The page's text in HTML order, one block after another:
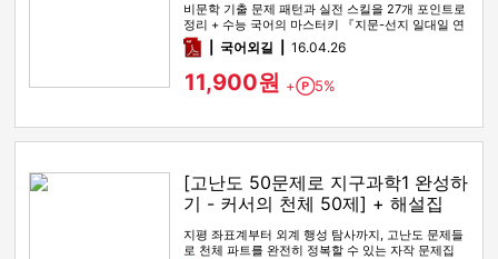
비문학 기출 문제 패턴과 실전 스킬을 27개 포인트로
정리 + 수능 국어의 마스터키 『지문-선지 일대일 연
결법』을 통해, 수…
pdf국어외길 16.04.26
11,900원 + Point
5%
[고난도 50문제로 지구과학1 완성하
기 - 커서의 천체 50제] + 해설집
지평 좌표계부터 외계 행성 탐사까지, 고난도 문제들
로 천체 파트를 완전히 정복할 수 있는 자작 문제집